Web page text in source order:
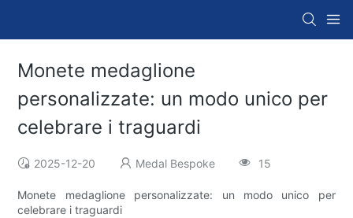
Monete medaglione
personalizzate: un modo unico per
celebrare i traguardi
2025-12-20 Medal Bespoke 15
Monete medaglione personalizzate: un modo unico per
celebrare i traguardi